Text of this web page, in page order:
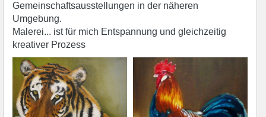
Gemeinschaftsausstellungen in der näheren
Umgebung.
Malerei... ist für mich Entspannung und gleichzeitig
kreativer Prozess